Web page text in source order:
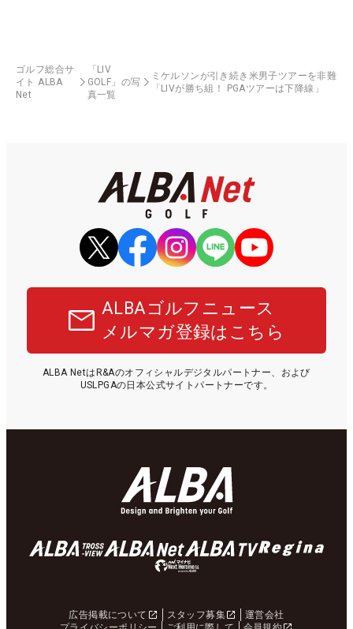
ゴルフ総合サ
イト ALBA
Net
「LIV
GOLF」の写
真一覧
ミケルソンが引き続き米男子ツアーを非難
「LIVが勝ち組！ PGAツアーは下降線」
ALBAゴルフニュース
メルマガ登録はこちら
ALBA NetはR&Aのオフィシャルデジタルパートナー、および
USLPGAの日本公式サイトパートナーです。
広告掲載について スタッフ募集
運営会社